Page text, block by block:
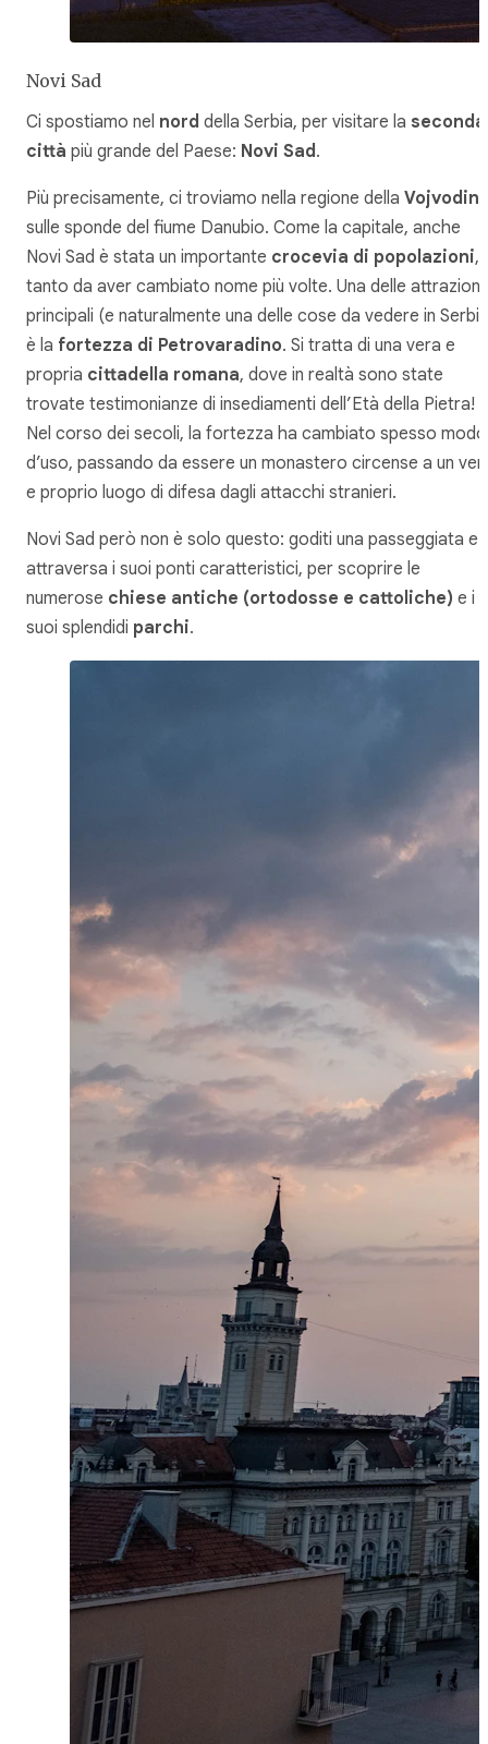
Novi Sad
Ci spostiamo nel nord della Serbia, per visitare la seconda
città più grande del Paese: Novi Sad.
Più precisamente, ci troviamo nella regione della
sulle sponde del fiume Danubio. Come la capitale, anche
Novi Sad è stata un importante crocevia di popolazioni,
tanto da aver cambiato nome più volte. Una delle attrazioni
principali (e naturalmente una delle cose da vedere in
è la fortezza di Petrovaradino. Si tratta di una vera e
propria cittadella romana, dove in realtà sono state
trovate testimonianze di insediamenti dell’Età della Pietra!
Nel corso dei secoli, la fortezza ha cambiato spesso modo
d’uso, passando da essere un monastero circense a un
e proprio luogo di difesa dagli attacchi stranieri.
Novi Sad però non è solo questo: goditi una passeggiata e
attraversa i suoi ponti caratteristici, per scoprire le
numerose chiese antiche (ortodosse e cattoliche) e i
suoi splendidi parchi.